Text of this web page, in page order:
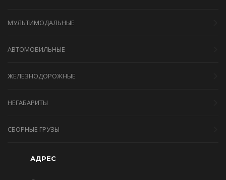
МУЛЬТИМОДАЛЬНЫЕ
АВТОМОБИЛЬНЫЕ
ЖЕЛЕЗНОДОРОЖНЫЕ
НЕГАБАРИТЫ
СБОРНЫЕ ГРУЗЫ
АДРЕС